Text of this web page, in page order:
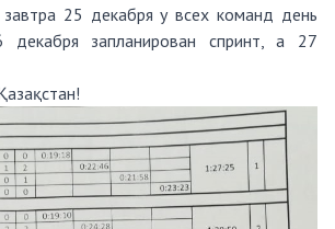
25 декабря у всех команд день
запланирован спринт, а 27